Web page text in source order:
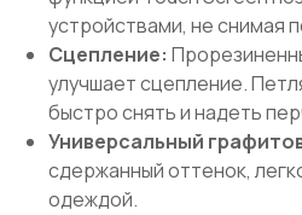
устройствами, не снимая
Сцепление:
улучшает сцепление.
быстро снять и надеть
Универсальный
сдержанный оттенок,
одеждой.